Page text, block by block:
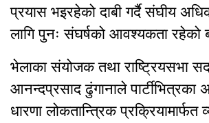
प्रयास भइरहेको दाबी गर्दै संघीय
लागि पुनः संघर्षको आवश्यकता रहेको
भेलाका संयोजक तथा राष्ट्रियसभा
आनन्दप्रसाद ढुंगानाले
धारणा लोकतान्त्रिक प्रक्रियामार्फत